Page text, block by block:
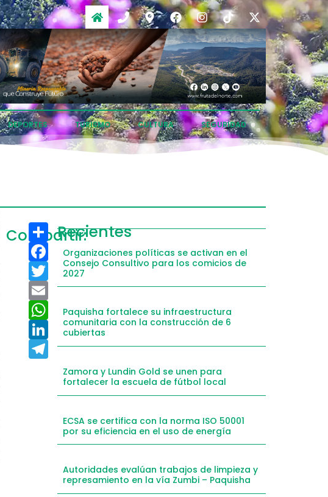
DEPORTES TURISMO CULTURA SEGURIDAD
Compartir:
Compartir
Facebook
Twitter
Email
WhatsApp
LinkedIn
Telegram
Recientes
Organizaciones políticas se activan en el
Consejo Consultivo para los comicios de
2027
Paquisha fortalece su infraestructura
comunitaria con la construcción de 6
cubiertas
Zamora y Lundin Gold se unen para
fortalecer la escuela de fútbol local
ECSA se certifica con la norma ISO 50001
por su eficiencia en el uso de energía
Autoridades evalúan trabajos de limpieza y
represamiento en la vía Zumbi – Paquisha